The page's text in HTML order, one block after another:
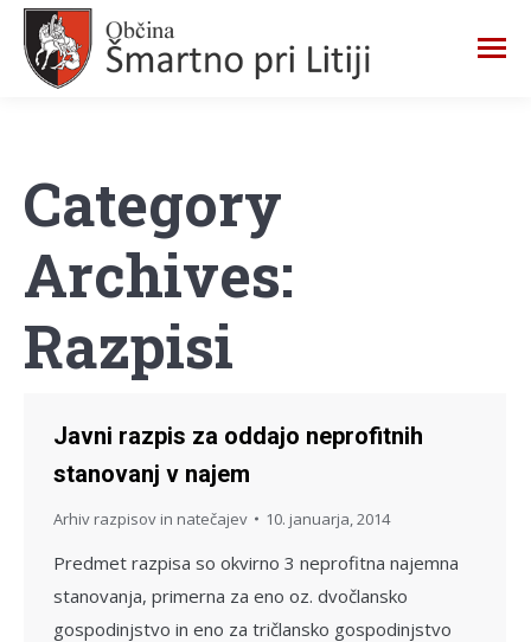
Category
Archives:
Razpisi
Javni razpis za oddajo neprofitnih
stanovanj v najem
Arhiv razpisov in natečajev 10. januarja, 2014
Predmet razpisa so okvirno 3 neprofitna najemna
stanovanja, primerna za eno oz. dvočlansko
gospodinjstvo in eno za tričlansko gospodinjstvo